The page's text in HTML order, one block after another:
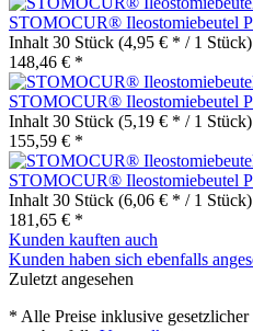
STOMOCUR® Ileostomiebeutel
Inhalt 30 Stück (4,95 € * / 1 Stück)
148,46 € *
STOMOCUR® Ileostomiebeutel
Inhalt 30 Stück (5,19 € * / 1 Stück)
155,59 € *
STOMOCUR® Ileostomiebeutel
Inhalt 30 Stück (6,06 € * / 1 Stück)
181,65 € *
Kunden kauften auch
Kunden haben sich ebenfalls
Zuletzt angesehen
* Alle Preise inklusive